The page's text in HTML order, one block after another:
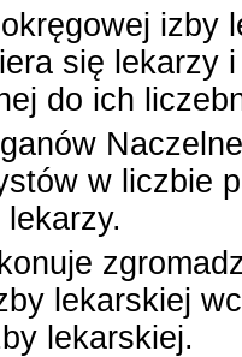
izby
się lekarzy
do ich
w liczbie
lekarskiej
lekarskiej.